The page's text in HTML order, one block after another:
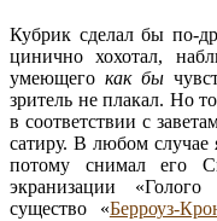
Кубрик сделал бы по-
цинично хохотал,
умеющего как бы
зритель не плакал. Но
в соответствии с
сатиру. В любом
потому снимал его
экранизации
существо «Берроуз-